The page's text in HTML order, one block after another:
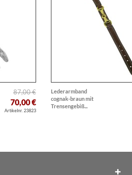
87,00 €
70,00 €
Artikelnr. 23823
Lederarmband
cognak-braun mit
Trensengebiß...